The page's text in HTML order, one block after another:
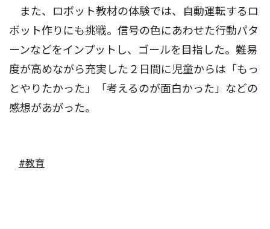
また、ロボット教材の体験では、自動運転するロ
ボット作りにも挑戦。信号の色にあわせた行動パタ
ーンなどをインプットし、ゴールを目指した。難易
度が高めながら充実した２日間に児童からは「もっ
とやりたかった」「考えるのが面白かった」などの
感想があがった。
#教育